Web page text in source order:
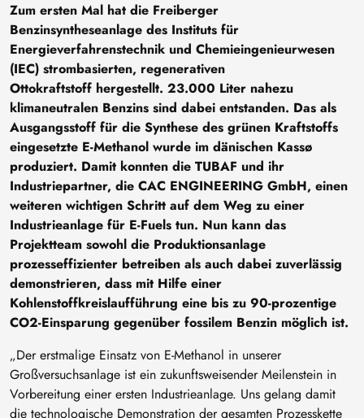
Zum ersten Mal hat die Freiberger
Benzinsyntheseanlage des Instituts für
Energieverfahrenstechnik und Chemieingenieurwesen
(IEC) strombasierten, regenerativen
Ottokraftstoff hergestellt. 23.000 Liter nahezu
klimaneutralen Benzins sind dabei entstanden. Das als
Ausgangsstoff für die Synthese des grünen Kraftstoffs
eingesetzte E-Methanol wurde im dänischen Kassø
produziert. Damit konnten die TUBAF und ihr
Industriepartner, die CAC ENGINEERING GmbH, einen
weiteren wichtigen Schritt auf dem Weg zu einer
Industrieanlage für E-Fuels tun. Nun kann das
Projektteam sowohl die Produktionsanlage
prozesseffizienter betreiben als auch dabei zuverlässig
demonstrieren, dass mit Hilfe einer
Kohlenstoffkreislaufführung eine bis zu 90-prozentige
CO2-Einsparung gegenüber fossilem Benzin möglich ist.
„Der erstmalige Einsatz von E-Methanol in unserer
Großversuchsanlage ist ein zukunftsweisender Meilenstein in
Vorbereitung einer ersten Industrieanlage. Uns gelang damit
die technologische Demonstration der gesamten Prozesskette